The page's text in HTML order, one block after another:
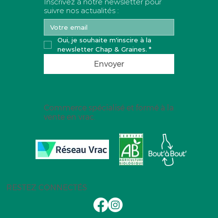
suivre nos actualités :
Oui, je souhaite m'inscire à la
newsletter Chap & Graines. *
Envoyer
RESTEZ CONNECTÉS
Commerce spécialisé et formé à la
vente en vrac.